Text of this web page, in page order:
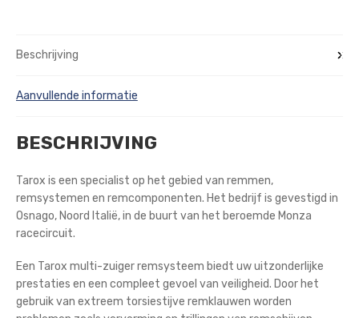
Beschrijving
Aanvullende informatie
BESCHRIJVING
Tarox is een specialist op het gebied van remmen,
remsystemen en remcomponenten. Het bedrijf is gevestigd in
Osnago, Noord Italië, in de buurt van het beroemde Monza
racecircuit.
Een Tarox multi-zuiger remsysteem biedt uw uitzonderlijke
prestaties en een compleet gevoel van veiligheid. Door het
gebruik van extreem torsiestijve remklauwen worden